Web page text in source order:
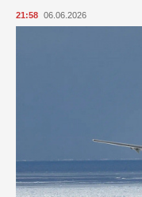
21:58 06.06.2026